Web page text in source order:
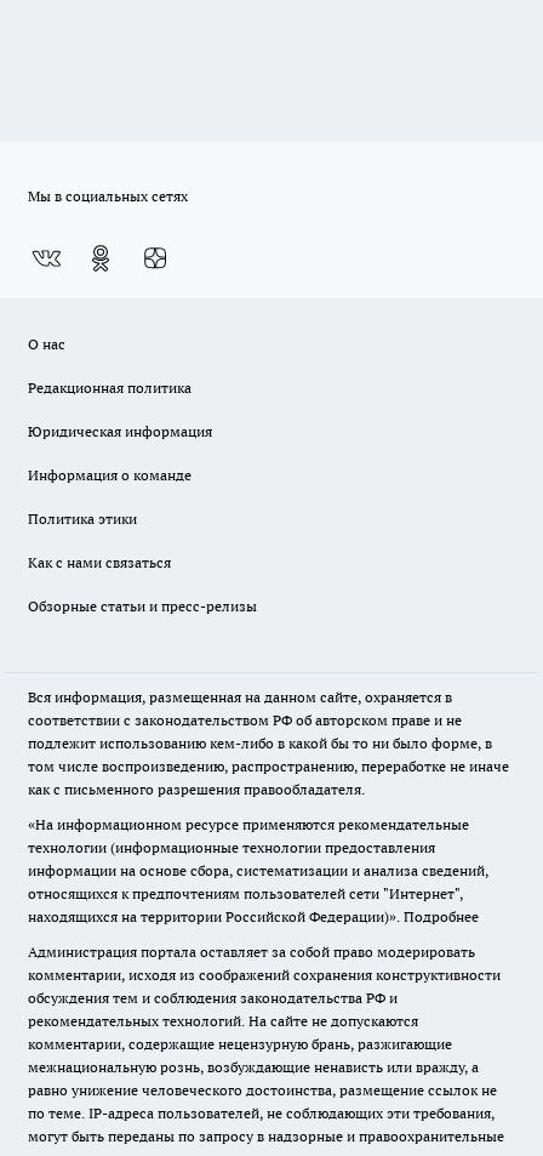
Мы в социальных сетях
О нас
Редакционная политика
Юридическая информация
Информация о команде
Политика этики
Как с нами связаться
Обзорные статьи и пресс-релизы
Вся информация, размещенная на данном сайте, охраняется в
соответствии с законодательством РФ об авторском праве и не
подлежит использованию кем-либо в какой бы то ни было форме, в
том числе воспроизведению, распространению, переработке не иначе
как с письменного разрешения правообладателя.
«На информационном ресурсе применяются рекомендательные
технологии (информационные технологии предоставления
информации на основе сбора, систематизации и анализа сведений,
относящихся к предпочтениям пользователей сети "Интернет",
находящихся на территории Российской Федерации)». Подробнее
Администрация портала оставляет за собой право модерировать
комментарии, исходя из соображений сохранения конструктивности
обсуждения тем и соблюдения законодательства РФ и
рекомендательных технологий. На сайте не допускаются
комментарии, содержащие нецензурную брань, разжигающие
межнациональную рознь, возбуждающие ненависть или вражду, а
равно унижение человеческого достоинства, размещение ссылок не
по теме. IP-адреса пользователей, не соблюдающих эти требования,
могут быть переданы по запросу в надзорные и правоохранительные